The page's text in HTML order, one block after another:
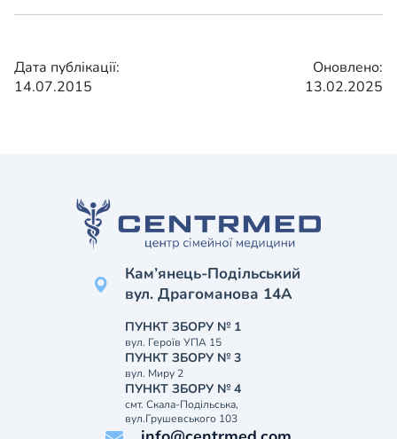
Дата публікації:
14.07.2015
Оновлено:
13.02.2025
Кам’янець-Подільський
вул. Драгоманова 14А
ПУНКТ ЗБОРУ № 1
вул. Героїв УПА 15
ПУНКТ ЗБОРУ № 3
вул. Миру 2
ПУНКТ ЗБОРУ № 4
смт. Скала-Подільська,
вул.Грушевського 103